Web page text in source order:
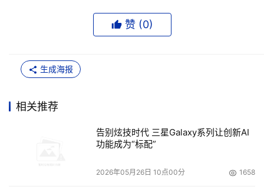
赞 (0)
生成海报
相关推荐
告别炫技时代 三星Galaxy系列让创新AI
功能成为“标配”
2026年05月26日 10点00分 1658